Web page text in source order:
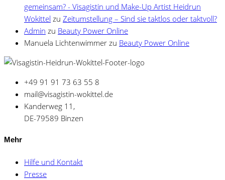
gemeinsam? - Visagistin und Make-Up Artist Heidrun
Wokittel zu Zeitumstellung – Sind sie taktlos oder taktvoll?
Admin zu Beauty Power Online
Manuela Lichtenwimmer zu Beauty Power Online
+49 91 91 73 63 55 8
mail@visagistin-wokittel.de
Kanderweg 11,
DE-79589 Binzen
Mehr
Hilfe und Kontakt
Presse